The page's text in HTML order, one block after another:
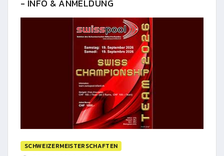
- INFO & ANMELDUNG
SCHWEIZERMEISTERSCHAFTEN